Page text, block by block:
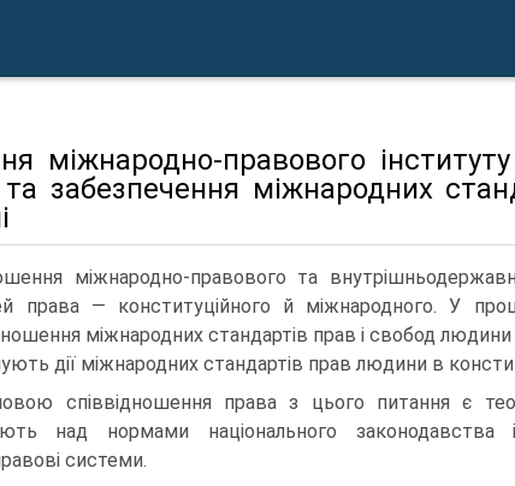
міжнародно-правового
забезпечення міжнародних
міжнародно-правового та
права — конституційного й міжнародного. У
міжнародних стандартів прав і свобод
дії міжнародних стандартів прав людини в
співвідношення права з цього питання є
над нормами національного
системи.